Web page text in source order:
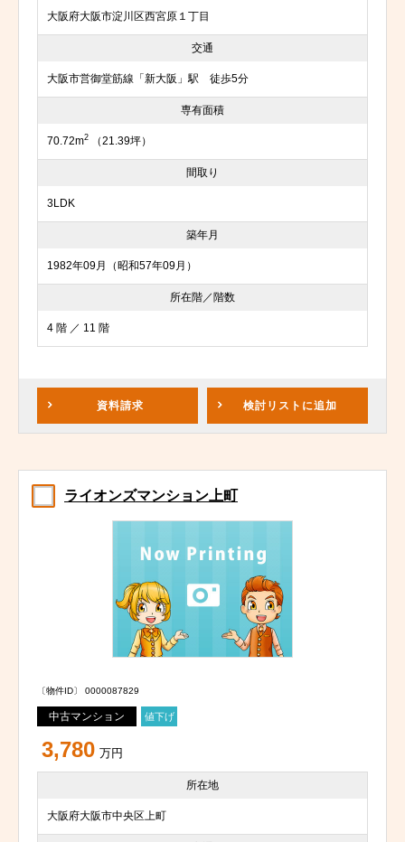
大阪府大阪市淀川区西宮原１丁目
交通
大阪市営御堂筋線「新大阪」駅 徒歩5分
専有面積
70.72m2 （21.39坪）
間取り
3LDK
築年月
1982年09月（昭和57年09月）
所在階／階数
4 階 ／ 11 階
資料請求 検討リスト に追加
ライオンズマンション上町
〔物件ID〕 0000087829
中古マンション 値下げ
3,780 万円
所在地
大阪府大阪市中央区上町